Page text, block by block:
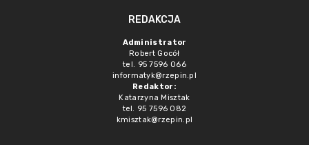
REDAKCJA
Administrator
Robert Gocół
tel. 95 7596 066
informatyk@rzepin.pl
Redaktor:
Katarzyna Misztak
tel. 95 7596 082
kmisztak@rzepin.pl